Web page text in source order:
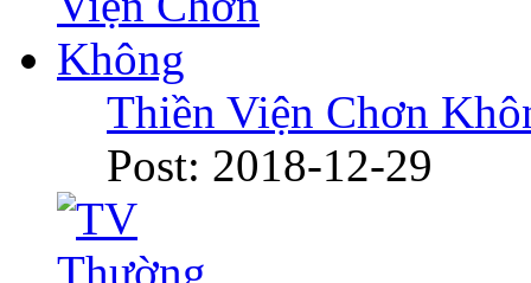
Thiền Viện Chơn
Post: 2018-12-29